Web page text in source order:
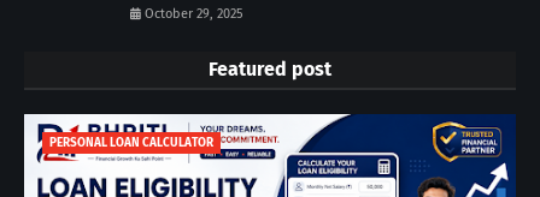
October 29, 2025
Featured post
PERSONAL LOAN CALCULATOR